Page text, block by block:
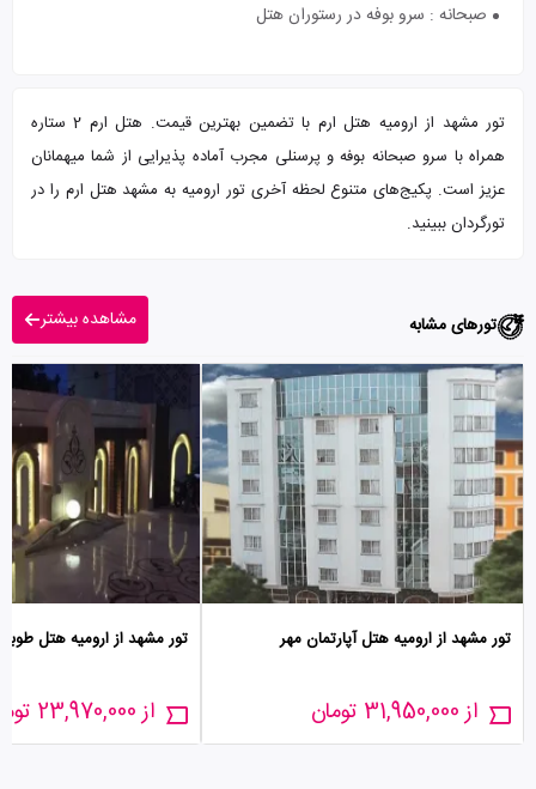
صبحانه : سرو بوفه در رستوران هتل
تور مشهد از ارومیه هتل ارم با تضمین بهترین قیمت. هتل ارم 2 ستاره
همراه با سرو صبحانه بوفه و پرسنلی مجرب آماده پذیرایی از شما میهمانان
عزیز است. پکیج‌های متنوع لحظه آخری تور ارومیه به مشهد هتل ارم را در
تورگردان ببینید.
تورهای مشابه مشاهده بیشتر
تور مشهد از ارومیه هتل آپارتمان مهر
از 31,950,000 تومان
تور مشهد از ارومیه هتل طوبی
از 23,970,000 تومان